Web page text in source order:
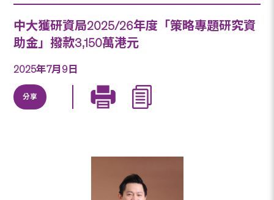
中大獲研資局2025/26年度「策略專題研究資
助金」撥款3,150萬港元
2025年7月9日
分享